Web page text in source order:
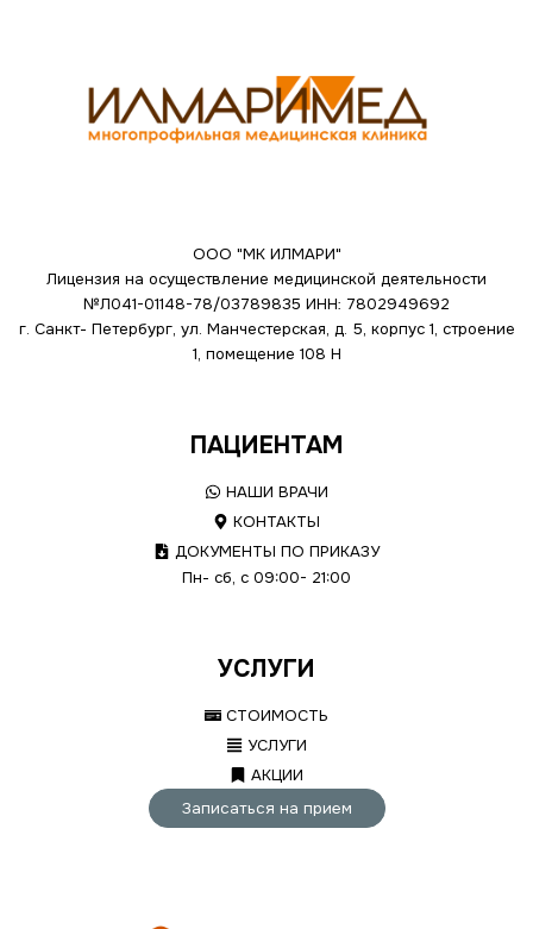
ООО "МК ИЛМАРИ"
Лицензия на осуществление медицинской деятельности
№Л041-01148-78/03789835 ИНН: 7802949692
г. Санкт- Петербург, ул. Манчестерская, д. 5, корпус 1, строение
1, помещение 108 Н
ПАЦИЕНТАМ
НАШИ ВРАЧИ
КОНТАКТЫ
ДОКУМЕНТЫ ПО ПРИКАЗУ
Пн- сб, с 09:00- 21:00
УСЛУГИ
СТОИМОСТЬ
УСЛУГИ
АКЦИИ
Записаться на прием